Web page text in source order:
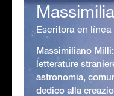
Escritora en
Massimiliano
letterature
astronomia,
dedico alla